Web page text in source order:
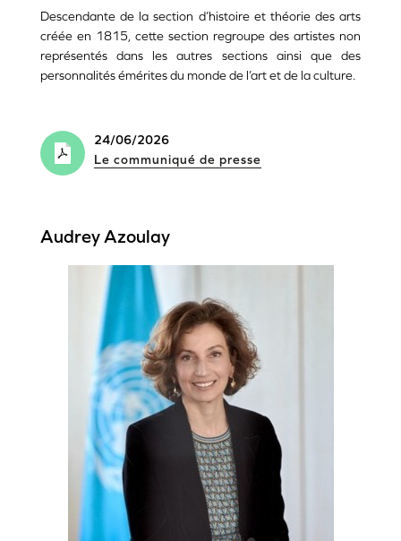
Descendante de la section d’histoire et théorie des arts
créée en 1815, cette section regroupe des artistes non
représentés dans les autres sections ainsi que des
personnalités émérites du monde de l’art et de la culture.
24/06/2026
Le communiqué de presse
Audrey Azoulay